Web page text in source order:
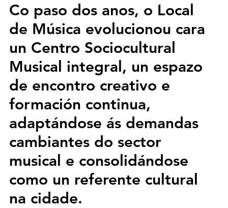
Co paso dos anos, o Local
de Música evolucionou cara
un Centro Sociocultural
Musical integral, un espazo
de encontro creativo e
formación continua,
adaptándose ás demandas
cambiantes do sector
musical e consolidándose
como un referente cultural
na cidade.